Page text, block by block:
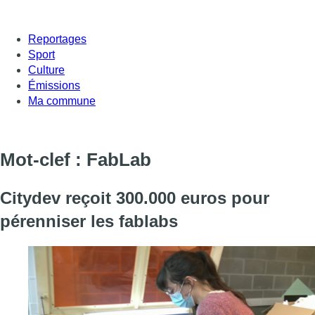
Reportages
Sport
Culture
Émissions
Ma commune
Mot-clef : FabLab
Citydev reçoit 300.000 euros pour
pérenniser les fablabs